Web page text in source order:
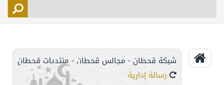
التحكم
شبكة قحطان - مجالس قحطان - منتديات قحطان
رسالة إدارية